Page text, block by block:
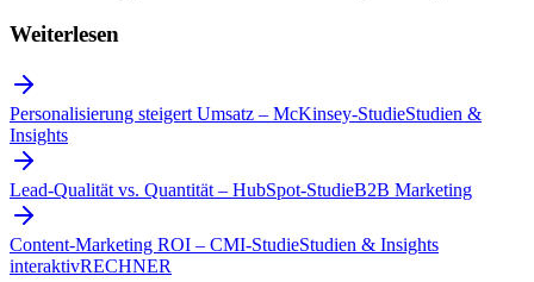
Weiterlesen
Personalisierung steigert Umsatz – McKinsey-StudieStudien &
Insights
Lead-Qualität vs. Quantität – HubSpot-StudieB2B Marketing
Content-Marketing ROI – CMI-StudieStudien & Insights
interaktivRECHNER